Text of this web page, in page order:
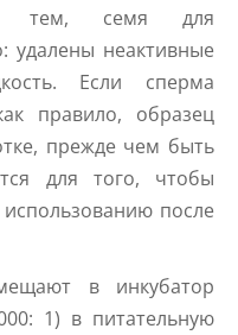
тем, семя для
удалены неактивные
Если сперма
правило, образец
прежде чем быть
для того, чтобы
после
в инкубатор
1) в питательную